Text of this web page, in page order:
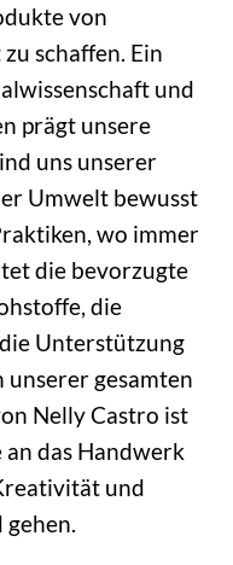
von
schaffen. Ein
und
prägt unsere
uns unserer
Umwelt bewusst
wo immer
die bevorzugte
die
Unterstützung
gesamten
Nelly Castro ist
das Handwerk
und